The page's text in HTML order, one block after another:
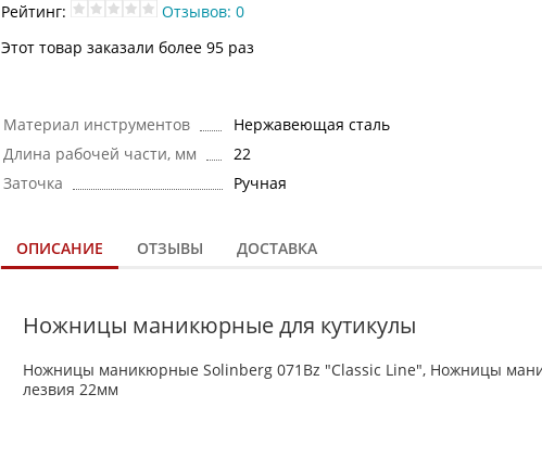
Рейтинг:
Отзывов: 0
Этот товар заказали более 95 раз
Материал инструментов
Нержавеющая сталь
Длина рабочей части, мм
22
Заточка
Ручная
ОПИСАНИЕ ОТЗЫВЫ ДОСТАВКА
Ножницы маникюрные для кутикулы
Ножницы маникюрные Solinberg 071Вz "Classic Line", Ножницы
лезвия 22мм